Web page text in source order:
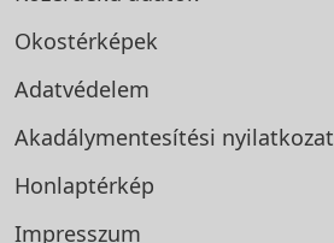
Okostérképek
Adatvédelem
Akadálymentesítési nyilatkozat
Honlaptérkép
Impresszum